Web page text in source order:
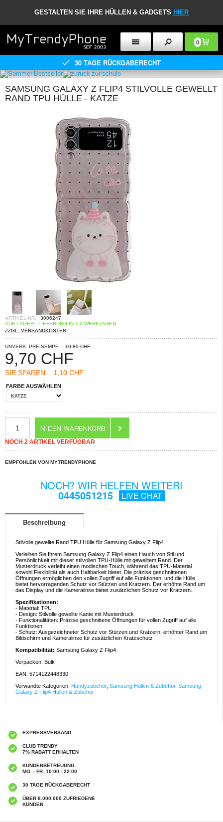
GESTALTEN SIE IHRE HÜLLEN & GADGETS HIER
0
30 TAGE RÜCKGABERECHT
SAMSUNG GALAXY Z FLIP4 STILVOLLE GEWELLT
RAND TPU HÜLLE - KATZE
ARTIKEL-NR.: 3006247
AUF LAGER - LIEFERUNG IN 1-2 WERKTAGEN
ZZGL. VERSANDKOSTEN
UNVERB. PREISEMPF.: 10,80 CHF
9,70 CHF
SIE SPAREN: 1,10 CHF
FARBE AUSWÄHLEN
NOCH 2 ARTIKEL VERFÜGBAR
EMPFOHLEN VON MYTRENDYPHONE
NOCH? WIR HELFEN WEITERI
0445051215 LIVE CHAT
Beschreibung
Stilvolle gewellte Rand TPU Hülle für Samsung Galaxy Z Flip4
Verleihen Sie Ihrem Samsung Galaxy Z Flip4 einen Hauch von Stil und
Persönlichkeit mit dieser stilvollen TPU-Hülle mit gewelltem Rand. Der
Musterdruck verleiht einen modischen Touch, während das TPU-Material
sowohl Flexibilität als auch Haltbarkeit bietet. Die präzise geschnittenen
Öffnungen ermöglichen den vollen Zugriff auf alle Funktionen, und die Hülle
bietet hervorragenden Schutz vor Stürzen und Kratzern. Der erhöhte Rand um
das Display und die Kameralinse bietet zusätzlichen Schutz vor Kratzern.
Spezifikationen:
- Material: TPU
- Design: Stilvolle gewellte Kante mit Musterdruck
- Funktionalitäten: Präzise geschnittene Öffnungen für vollen Zugriff auf alle
Funktionen
- Schutz: Ausgezeichneter Schutz vor Stürzen und Kratzern, erhöhter Rand um
Bildschirm und Kameralinse für zusätzlichen Kratzschutz
Kompatibilität: Samsung Galaxy Z Flip4
Verpacken: Bulk
EAN: 5714122448330
Verwandte Kategorien: Handyzubehör, Samsung Hüllen & Zubehör, Samsung
Galaxy Z Flip4 Hüllen & Zubehör
EXPRESSVERSAND
CLUB TRENDY
7% RABATT ERHALTEN
KUNDENBETREUUNG
MO. - FR. 10:00 - 22:00
30 TAGE RÜCKGABERECHT
ÜBER 8.000.000 ZUFRIEDENE
KUNDEN